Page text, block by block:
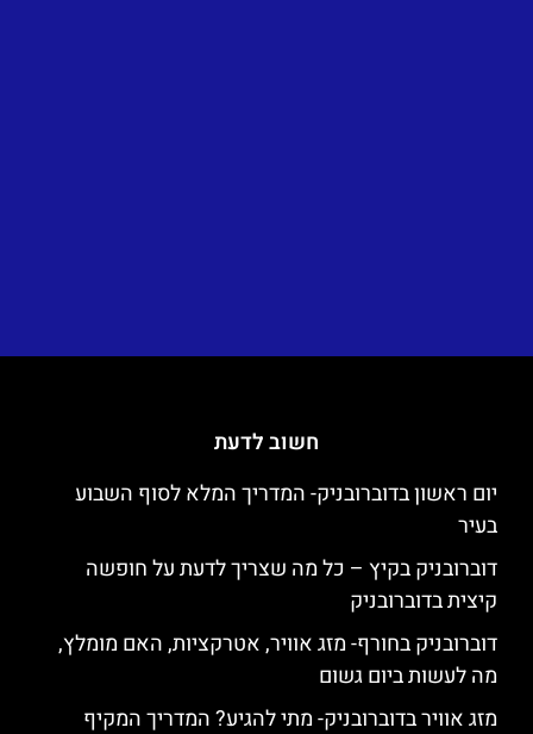
חשוב לדעת
יום ראשון בדוברובניק- המדריך המלא לסוף השבוע
בעיר
דוברובניק בקיץ – כל מה שצריך לדעת על חופשה
קיצית בדוברובניק
דוברובניק בחורף- מזג אוויר, אטרקציות, האם מומלץ,
מה לעשות ביום גשום
מזג אוויר בדוברובניק- מתי להגיע? המדריך המקיף